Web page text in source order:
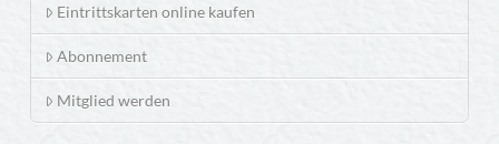
Eintrittskarten online kaufen
Abonnement
Mitglied werden